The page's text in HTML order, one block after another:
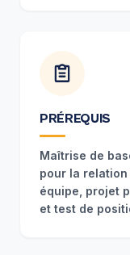
PRÉREQUIS
Maîtrise de
pour la
équipe, projet
et test de